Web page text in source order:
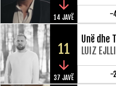
14 JAVË -
11
37 JAVË
Unë dhe
LUIZ EJLLI
-2